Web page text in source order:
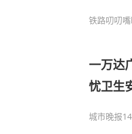
铁路叨叨嘴
一万达
忧卫生
城市晚报